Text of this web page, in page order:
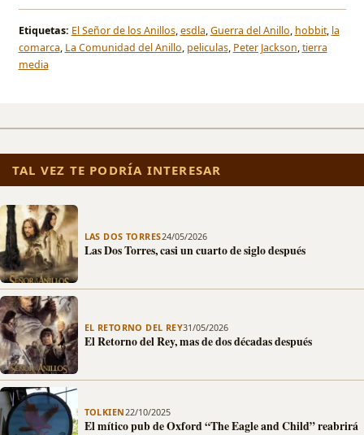
Etiquetas: El Señor de los Anillos,esdla,Guerra del Anillo, hobbit, la
comarca, La Comunidad del Anillo, peliculas, Peter Jackson,tierra
media
TAL VEZ TE PODRÍA INTERESAR
LAS DOS TORRES24/05/2026
Las Dos Torres, casi un cuarto de siglo después
EL RETORNO DEL REY31/05/2026
El Retorno del Rey, mas de dos décadas después
TOLKIEN 22/10/2025
El mítico pub de Oxford “The Eagle and Child” reabrirá